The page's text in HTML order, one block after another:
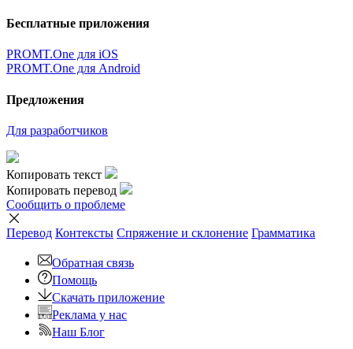
Бесплатные приложения
PROMT.One для iOS
PROMT.One для Android
Предложения
Для разработчиков
Копировать текст
Копировать перевод
Сообщить о проблеме
Перевод Контексты Спряжение и склонение Грамматика
Обратная связь
Помощь
Скачать приложение
Реклама у нас
Наш Блог